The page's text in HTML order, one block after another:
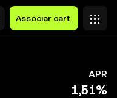
Associar cart.
APR
1,51%